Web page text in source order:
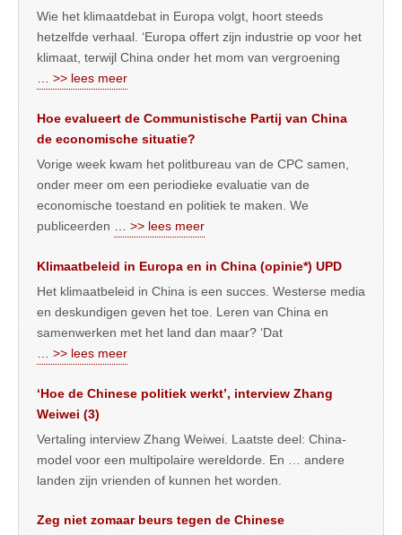
Wie het klimaatdebat in Europa volgt, hoort steeds
hetzelfde verhaal. ‘Europa offert zijn industrie op voor het
klimaat, terwijl China onder het mom van vergroening
… >> lees meer
Hoe evalueert de Communistische Partij van China
de economische situatie?
Vorige week kwam het politbureau van de CPC samen,
onder meer om een periodieke evaluatie van de
economische toestand en politiek te maken. We
publiceerden
… >> lees meer
Klimaatbeleid in Europa en in China (opinie*) UPD
Het klimaatbeleid in China is een succes. Westerse media
en deskundigen geven het toe. Leren van China en
samenwerken met het land dan maar? ‘Dat
… >> lees meer
‘Hoe de Chinese politiek werkt’, interview Zhang
Weiwei (3)
Vertaling interview Zhang Weiwei. Laatste deel: China-
model voor een multipolaire wereldorde. En … andere
landen zijn vrienden of kunnen het worden.
Zeg niet zomaar beurs tegen de Chinese